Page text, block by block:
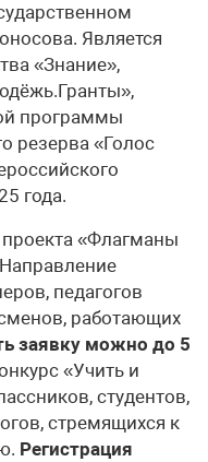
Является
«Знание»,
программы
резерва «Голос
года.
«Флагманы
педагогов
работающих
заявку можно до 5
«Учить и
студентов,
стремящихся к
Регистрация